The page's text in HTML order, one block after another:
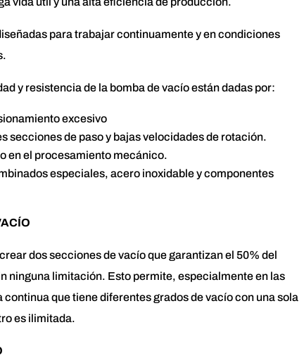
para trabajar continuamente y en condiciones
y resistencia de la bomba de vacío están dadas por:
excesivo
secciones de paso y bajas velocidades de rotación.
en el procesamiento mecánico.
especiales, acero inoxidable y componentes
dos secciones de vacío que garantizan el 50% del
ninguna limitación. Esto permite, especialmente en las
que tiene diferentes grados de vacío con una sola
es ilimitada.